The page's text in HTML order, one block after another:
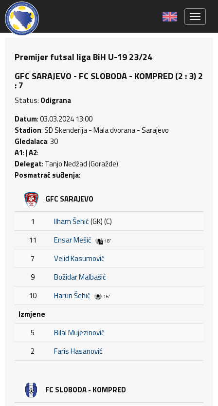
Premijer futsal liga BiH U-19 23/24
GFC SARAJEVO - FC SLOBODA - KOMPRED (2 : 3) 2
: 7
Status: Odigrana
Datum: 03.03.2024 13:00
Stadion: SD Skenderija - Mala dvorana - Sarajevo
Gledalaca: 30
A1: |A2:
Delegat: Tanjo Nedžad (Goražde)
Posmatrač suđenja:
GFC SARAJEVO
1 Ilham Šehić(GK) (C)
11
Ensar Mešić 18'
7
Velid Kasumović
9
Božidar Malbašić
10
Harun Šehić 16'
Izmjene
5
Bilal Mujezinović
2
Faris Hasanović
FC SLOBODA - KOMPRED